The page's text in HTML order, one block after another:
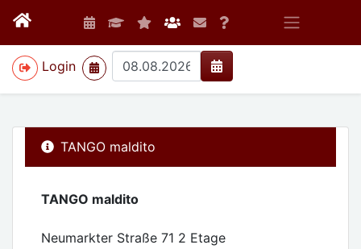
Login
>
TANGO maldito
TANGO maldito
Neumarkter Straße 71 2 Etage